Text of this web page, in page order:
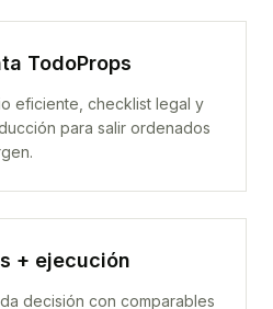
TodoProps
eficiente, checklist legal y
para salir ordenados
+ ejecución
decisión con comparables